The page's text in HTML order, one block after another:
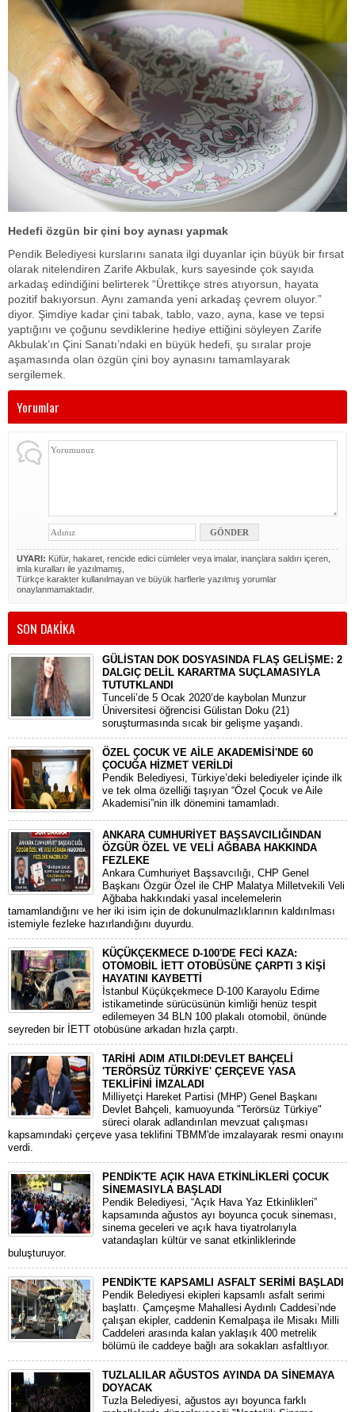
Hedefi özgün bir çini boy aynası yapmak
Pendik Belediyesi kurslarını sanata ilgi duyanlar için büyük bir fırsat
olarak nitelendiren Zarife Akbulak, kurs sayesinde çok sayıda
arkadaş edindiğini belirterek “Ürettikçe stres atıyorsun, hayata
pozitif bakıyorsun. Aynı zamanda yeni arkadaş çevrem oluyor.”
diyor. Şimdiye kadar çini tabak, tablo, vazo, ayna, kase ve tepsi
yaptığını ve çoğunu sevdiklerine hediye ettiğini söyleyen Zarife
Akbulak’ın Çini Sanatı’ndaki en büyük hedefi, şu sıralar proje
aşamasında olan özgün çini boy aynasını tamamlayarak
sergilemek.
Yorumlar
UYARI: Küfür, hakaret, rencide edici cümleler veya imalar, inançlara saldırı içeren,
imla kuralları ile yazılmamış,
Türkçe karakter kullanılmayan ve büyük harflerle yazılmış yorumlar
onaylanmamaktadır.
SON DAKİKA
GÜLİSTAN DOK DOSYASINDA FLAŞ GELİŞME: 2
DALGIÇ DELİL KARARTMA SUÇLAMASIYLA
TUTUTKLANDI
​Tunceli’de 5 Ocak 2020’de kaybolan Munzur
Üniversitesi öğrencisi Gülistan Doku (21)
soruşturmasında sıcak bir gelişme yaşandı.
ÖZEL ÇOCUK VE AİLE AKADEMİSİ'NDE 60
ÇOCUĞA HİZMET VERİLDİ
Pendik Belediyesi, Türkiye’deki belediyeler içinde ilk
ve tek olma özelliği taşıyan “Özel Çocuk ve Aile
Akademisi”nin ilk dönemini tamamladı.
ANKARA CUMHURİYET BAŞSAVCILIĞINDAN
ÖZGÜR ÖZEL VE VELİ AĞBABA HAKKINDA
FEZLEKE
​Ankara Cumhuriyet Başsavcılığı, CHP Genel
Başkanı Özgür Özel ile CHP Malatya Milletvekili Veli
Ağbaba hakkındaki yasal incelemelerin
tamamlandığını ve her iki isim için de dokunulmazlıklarının kaldırılması
istemiyle fezleke hazırlandığını duyurdu.
KÜÇÜKÇEKMECE D-100'DE FECİ KAZA:
OTOMOBİL İETT OTOBÜSÜNE ÇARPTI 3 KİŞİ
HAYATINI KAYBETTİ
​İstanbul Küçükçekmece D-100 Karayolu Edirne
istikametinde sürücüsünün kimliği henüz tespit
edilemeyen 34 BLN 100 plakalı otomobil, önünde
seyreden bir İETT otobüsüne arkadan hızla çarptı.
TARİHİ ADIM ATILDI:DEVLET BAHÇELİ
'TERÖRSÜZ TÜRKİYE' ÇERÇEVE YASA
TEKLİFİNİ İMZALADI
​Milliyetçi Hareket Partisi (MHP) Genel Başkanı
Devlet Bahçeli, kamuoyunda "Terörsüz Türkiye"
süreci olarak adlandırılan mevzuat çalışması
kapsamındaki çerçeve yasa teklifini TBMM'de imzalayarak resmi onayını
verdi.
PENDİK'TE AÇIK HAVA ETKİNLİKLERİ ÇOCUK
SİNEMASIYLA BAŞLADI
Pendik Belediyesi, “Açık Hava Yaz Etkinlikleri”
kapsamında ağustos ayı boyunca çocuk sineması,
sinema geceleri ve açık hava tiyatrolarıyla
vatandaşları kültür ve sanat etkinliklerinde
buluşturuyor.
PENDİK'TE KAPSAMLI ASFALT SERİMİ BAŞLADI
Pendik Belediyesi ekipleri kapsamlı asfalt serimi
başlattı. Çamçeşme Mahallesi Aydınlı Caddesi’nde
çalışan ekipler, caddenin Kemalpaşa ile Misakı Milli
Caddeleri arasında kalan yaklaşık 400 metrelik
bölümü ile caddeye bağlı ara sokakları asfaltlıyor.
TUZLALILAR AĞUSTOS AYINDA DA SİNEMAYA
DOYACAK
Tuzla Belediyesi, ağustos ayı boyunca farklı